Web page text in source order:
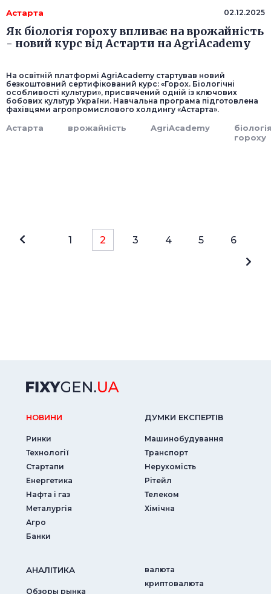
Астарта 02.12.2025
Як біологія гороху впливає на врожайність
- новий курс від Астарти на AgriAcademy
На освітній платформі AgriAcademy стартував новий
безкоштовний сертифікований курс: «Горох. Біологічні
особливості культури», присвячений одній із ключових
бобових культур України. Навчальна програма підготовлена
фахівцями агропромислового холдингу «Астарта».
Астарта врожайність AgriAcademy
гороху
1 2 3 4 5 6
НОВИНИ
Ринки
Технології
Стартапи
Енергетика
Нафта і газ
Металургія
Агро
Банки
ДУМКИ ЕКСПЕРТIВ
Машинобудування
Транспорт
Нерухомість
Рітейл
Телеком
Хімічна
АНАЛIТИКА
Обзоры рынка
валюта
криптовалюта